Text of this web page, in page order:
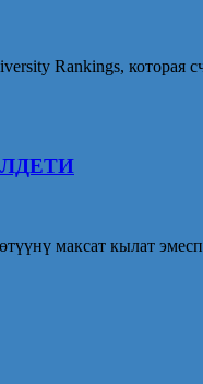
Rankings, которая
максат кылат